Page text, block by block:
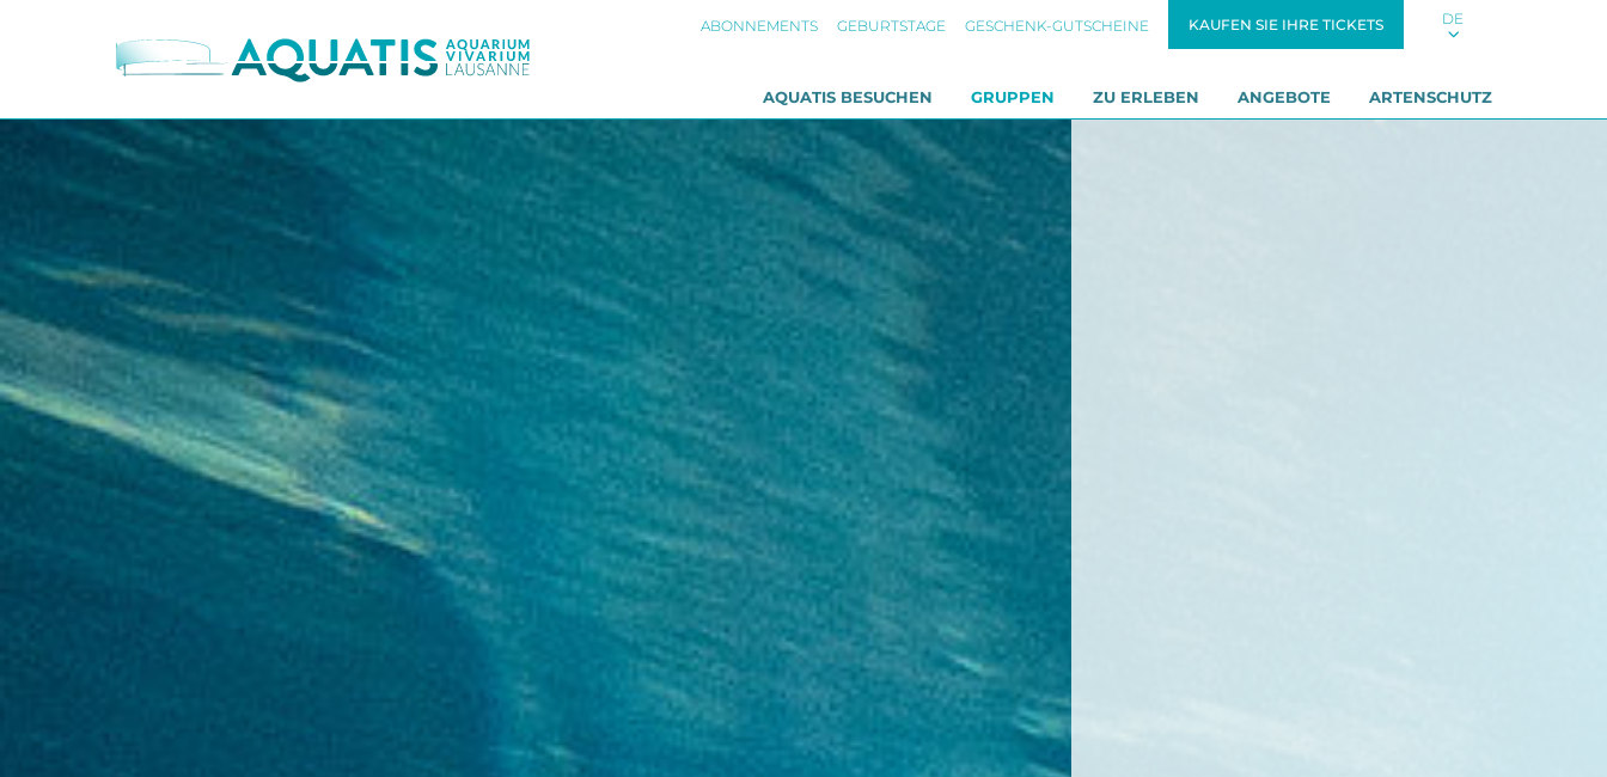
ABONNEMENTS GEBURTSTAGE GESCHENK-GUTSCHEINE KAUFEN SIE IHRE TICKETS DE
AQUATIS BESUCHEN GRUPPEN ZU ERLEBEN ANGEBOTE ARTENSCHUTZ